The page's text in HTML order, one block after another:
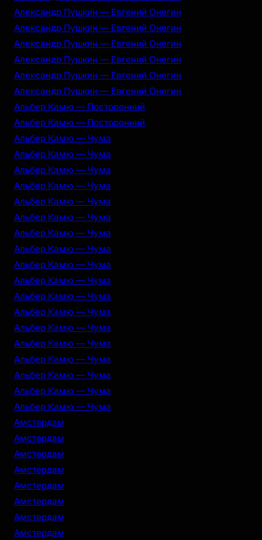
Александр Пушкин — Евгений Онегин
Александр Пушкин — Евгений Онегин
Александр Пушкин — Евгений Онегин
Александр Пушкин — Евгений Онегин
Александр Пушкин — Евгений Онегин
Александр Пушкин — Евгений Онегин
Альбер Камю — Посторонний
Альбер Камю — Посторонний
Альбер Камю — Чума
Альбер Камю — Чума
Альбер Камю — Чума
Альбер Камю — Чума
Альбер Камю — Чума
Альбер Камю — Чума
Альбер Камю — Чума
Альбер Камю — Чума
Альбер Камю — Чума
Альбер Камю — Чума
Альбер Камю — Чума
Альбер Камю — Чума
Альбер Камю — Чума
Альбер Камю — Чума
Альбер Камю — Чума
Альбер Камю — Чума
Альбер Камю — Чума
Альбер Камю — Чума
Амстердам
Амстердам
Амстердам
Амстердам
Амстердам
Амстердам
Амстердам
Амстердам